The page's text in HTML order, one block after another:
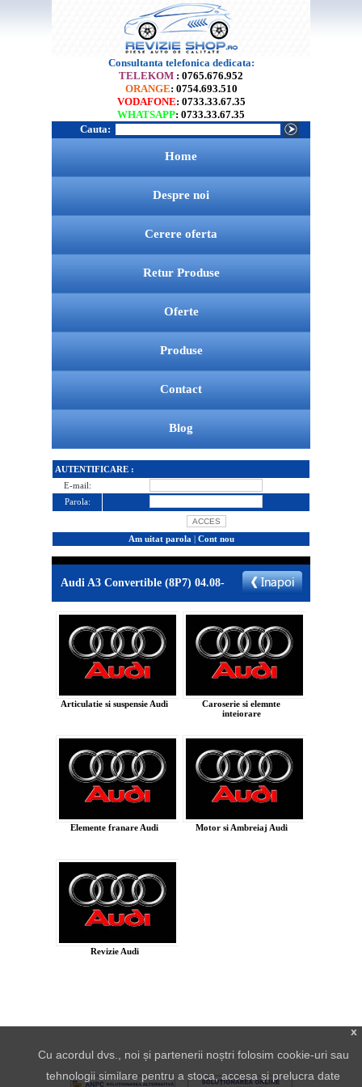
Consultanta telefonica dedicata:
TELEKOM : 0765.676.952
ORANGE: 0754.693.510
VODAFONE: 0733.33.67.35
WHATSAPP: 0733.33.67.35
Cauta:
Home
Despre noi
Cerere oferta
Retur Produse
Oferte
Produse
Contact
Blog
AUTENTIFICARE :
E-mail:
Parola:
Am uitat parola | Cont nou
Audi A3 Convertible (8P7) 04.08-
Articulatie si suspensie Audi
Caroserie si elemnte
inteiorare
Elemente franare Audi Motor si Ambreiaj Audi
Revizie Audi
x
Cu acordul dvs., noi și partenerii noștri folosim cookie-uri sau
tehnologii similare pentru a stoca, accesa și prelucra date